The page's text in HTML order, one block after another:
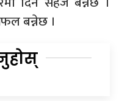
बन्नेछ ।